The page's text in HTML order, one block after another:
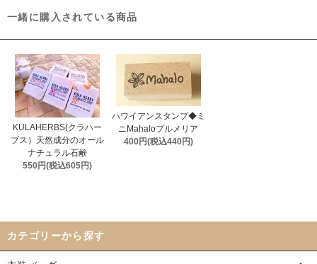
一緒に購入されている商品
KULAHERBS(クラハー
ブス）天然成分のオール
ナチュラル石鹸
550円(税込605円)
ハワイアンスタンプ◆ミ
ニMahaloプルメリア
400円(税込440円)
カテゴリーから探す